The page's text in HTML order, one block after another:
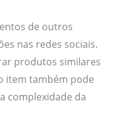
de outros
nas redes sociais.
produtos similares
item também pode
complexidade da